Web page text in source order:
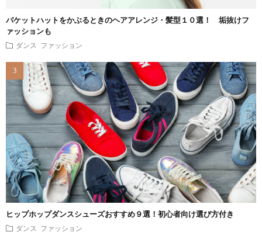
バケットハットをかぶるときのヘアアレンジ・髪型１０選！ 垢抜けフ
ァッションも
ダンス ファッション
ヒップホップダンスシューズおすすめ９選！初心者向け選び方付き
ダンス ファッション